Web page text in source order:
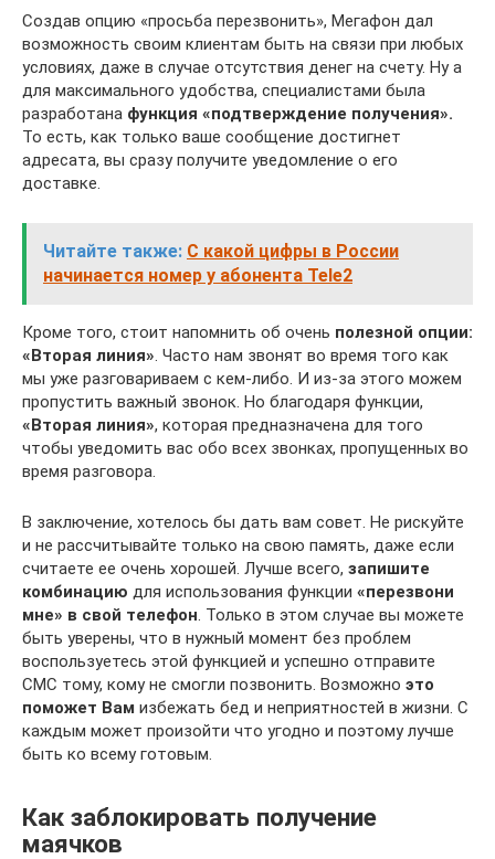
Создав опцию «просьба перезвонить», Мегафон дал
возможность своим клиентам быть на связи при любых
условиях, даже в случае отсутствия денег на счету. Ну а
для максимального удобства, специалистами была
разработана функция «подтверждение получения».
То есть, как только ваше сообщение достигнет
адресата, вы сразу получите уведомление о его
доставке.
Читайте также: С какой цифры в России
начинается номер у абонента Tele2
Кроме того, стоит напомнить об очень полезной опции:
«Вторая линия». Часто нам звонят во время того как
мы уже разговариваем с кем-либо. И из-за этого можем
пропустить важный звонок. Но благодаря функции,
«Вторая линия», которая предназначена для того
чтобы уведомить вас обо всех звонках, пропущенных во
время разговора.
В заключение, хотелось бы дать вам совет. Не рискуйте
и не рассчитывайте только на свою память, даже если
считаете ее очень хорошей. Лучше всего, запишите
комбинацию для использования функции «перезвони
мне» в свой телефон. Только в этом случае вы можете
быть уверены, что в нужный момент без проблем
воспользуетесь этой функцией и успешно отправите
СМС тому, кому не смогли позвонить. Возможно это
поможет Вам избежать бед и неприятностей в жизни. С
каждым может произойти что угодно и поэтому лучше
быть ко всему готовым.
Как заблокировать получение
маячков